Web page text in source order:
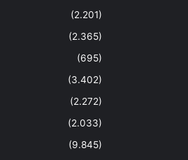
(2.201)
(2.365)
(695)
(3.402)
(2.272)
(2.033)
(9.845)